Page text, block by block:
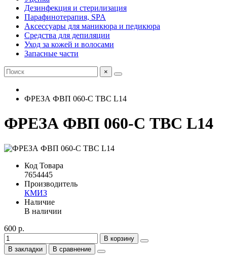
Дезинфекция и стерилизация
Парафинотерапия, SPA
Аксессуары для маникюра и педикюра
Средства для депиляции
Уход за кожей и волосами
Запасные части
×
ФРЕЗА ФВП 060-С ТВС L14
ФРЕЗА ФВП 060-С ТВС L14
Код Товара
7654445
Производитель
КМИЗ
Наличие
В наличии
600 р.
В корзину
В закладки
В сравнение